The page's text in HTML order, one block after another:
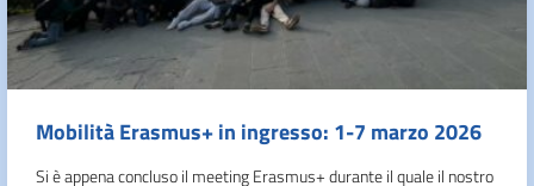
Mobilità Erasmus+ in ingresso: 1-7 marzo 2026
Si è appena concluso il meeting Erasmus+ durante il quale il nostro